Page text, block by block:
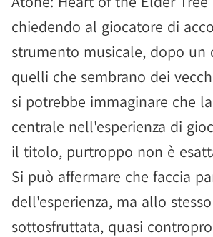
chiedendo al giocatore di
strumento musicale, dopo un
quelli che sembrano dei
si potrebbe immaginare che la
centrale nell'esperienza di
il titolo, purtroppo non è
Si può affermare che faccia
dell'esperienza, ma allo
sottosfruttata, quasi